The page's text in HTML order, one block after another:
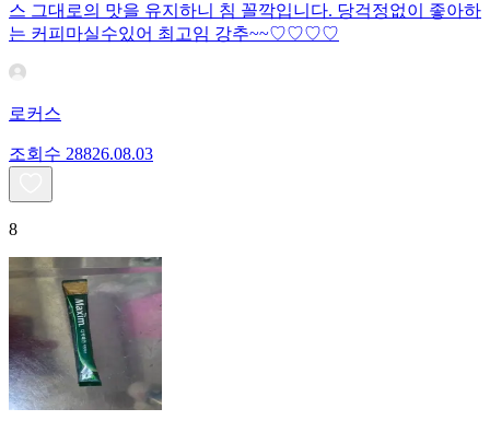
스 그대로의 맛을 유지하니 침 꼴깍입니다. 당걱정없이 좋아하
는 커피마실수있어 최고임 강추~~♡♡♡♡
로커스
조회수 28826.08.03
8